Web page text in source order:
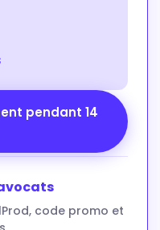
pendant 14
code promo et